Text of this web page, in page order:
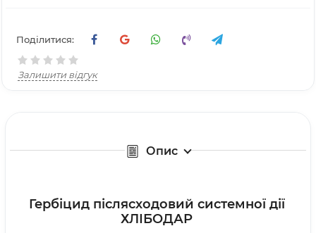
Поділитися:
Залишити відгук
Опис
Гербіцид післясходовий системної дії
ХЛІБОДАР